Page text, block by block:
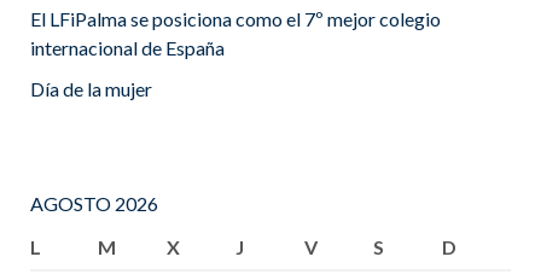
El LFiPalma se posiciona como el 7º mejor colegio
internacional de España
Día de la mujer
AGOSTO 2026
L
M X J V S
D